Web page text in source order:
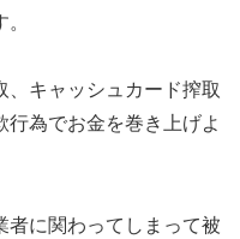
、キャッシュカード搾取
為でお金を巻き上げよ
者に関わってしまって被